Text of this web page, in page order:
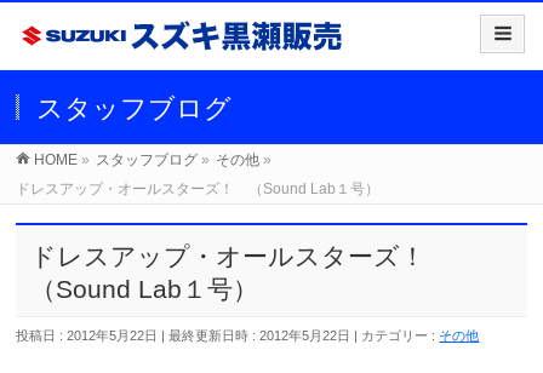
スタッフブログ
HOME » スタッフブログ » その他 »
ドレスアップ・オールスターズ！ （Sound Lab１号）
ドレスアップ・オールスターズ！
（Sound Lab１号）
投稿日 : 2012年5月22日 最終更新日時 : 2012年5月22日 カテゴリー : その他